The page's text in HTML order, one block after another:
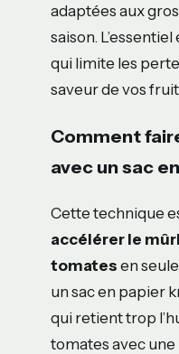
adaptées aux
saison.
qui limite les
saveur de vos
Comment
avec un sac
Cette technique
accélérer le
tomates en
un sac en papier
qui retient trop
tomates avec